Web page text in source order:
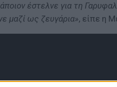
έστελνε για τη
μαζί ως ζευγάρια», είπε η